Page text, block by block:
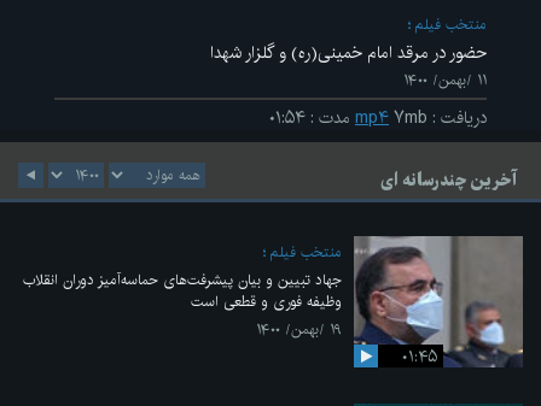
منتخب فیلم
حضور در مرقد امام خمینی(ره) و گلزار شهدا
۱۱ /بهمن/ ۱۴۰۰
دریافت : mp۴۷mb مدت : ۰۱:۵۴
آخرین چندرسانه ای
۰۱:۴۵
منتخب فیلم
جهاد تبیین و بیان پیشرفت‌های حماسه‌آمیز دوران انقلاب
وظیفه فوری و قطعی است
۱۹ /بهمن/ ۱۴۰۰